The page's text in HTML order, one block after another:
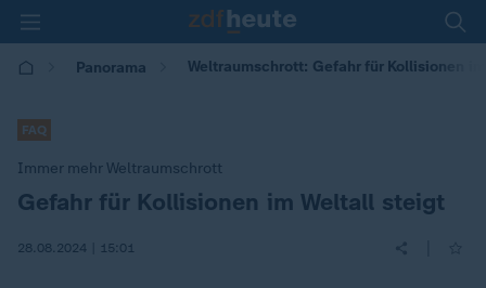
Panorama Weltraumschrott: Gefahr für Kollisionen
FAQ
Immer mehr Weltraumschrott
:
Gefahr für Kollisionen im Weltall steigt
28.08.2024 | 15:01